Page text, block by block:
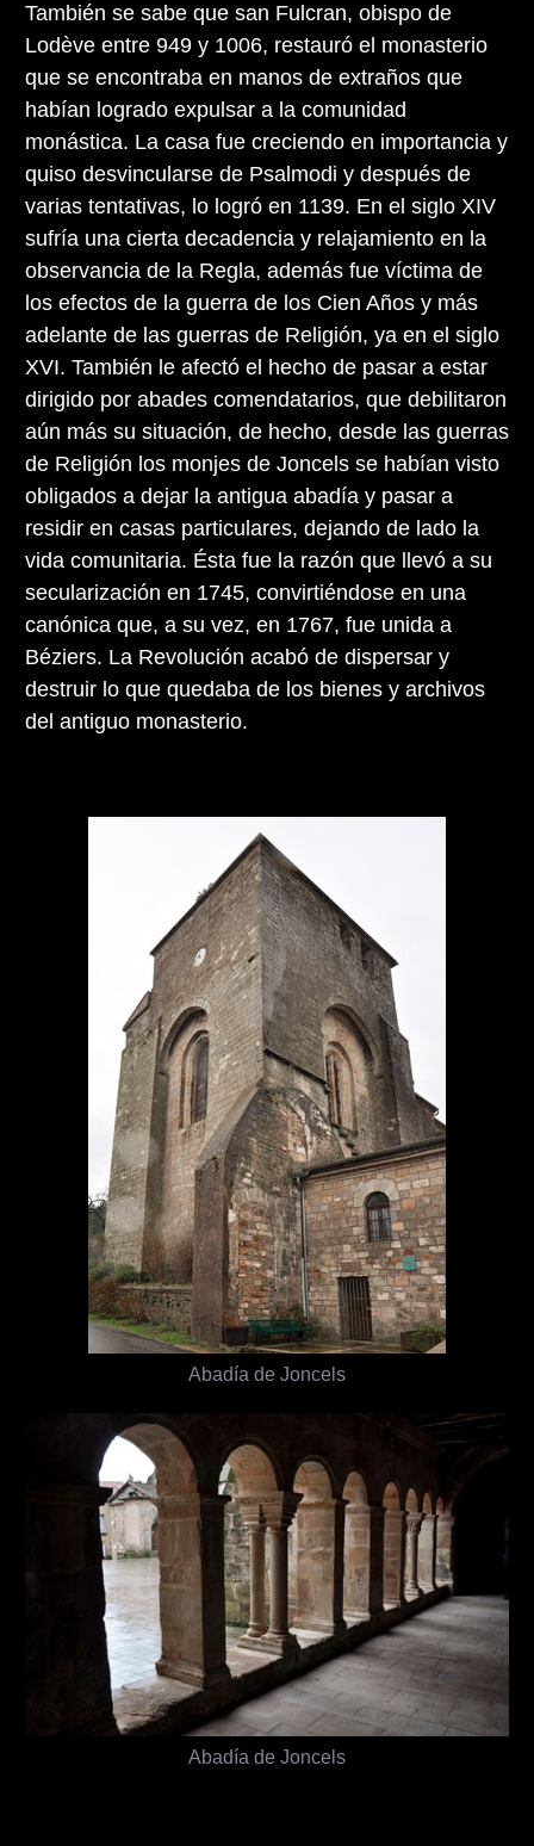
También se sabe que san Fulcran, obispo de
Lodève entre 949 y 1006, restauró el monasterio
que se encontraba en manos de extraños que
habían logrado expulsar a la comunidad
monástica. La casa fue creciendo en importancia y
quiso desvincularse de Psalmodi y después de
varias tentativas, lo logró en 1139. En el siglo XIV
sufría una cierta decadencia y relajamiento en la
observancia de la Regla, además fue víctima de
los efectos de la guerra de los Cien Años y más
adelante de las guerras de Religión, ya en el siglo
XVI. También le afectó el hecho de pasar a estar
dirigido por abades comendatarios, que debilitaron
aún más su situación, de hecho, desde las guerras
de Religión los monjes de Joncels se habían visto
obligados a dejar la antigua abadía y pasar a
residir en casas particulares, dejando de lado la
vida comunitaria. Ésta fue la razón que llevó a su
secularización en 1745, convirtiéndose en una
canónica que, a su vez, en 1767, fue unida a
Béziers. La Revolución acabó de dispersar y
destruir lo que quedaba de los bienes y archivos
del antiguo monasterio.
Abadía de Joncels
Abadía de Joncels